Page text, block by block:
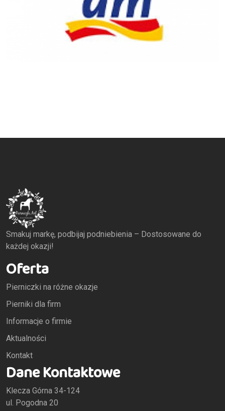
Smakuj markę, podbijaj podniebienia – Dostosowane do
każdej okazji!
Oferta
Pierniczki na różne okazje
Pierniki dla firm
Informacje o firmie
Aktualności
Kontakt
Dane Kontaktowe
Klecza Górna 34-124
ul. Pogodna 20